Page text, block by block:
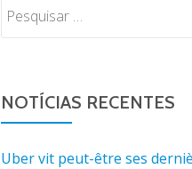
NOTÍCIAS RECENTES
Uber vit peut-être ses